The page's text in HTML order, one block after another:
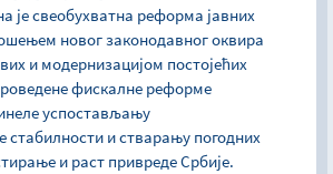
је свеобухватна реформа јавних
новог законодавног оквира
и модернизацијом постојећих
фискалне реформе
успостављању
стабилности и стварању погодних
и раст привреде Србије.